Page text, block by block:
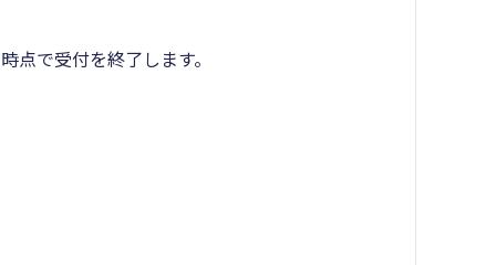
で受付を終了します。